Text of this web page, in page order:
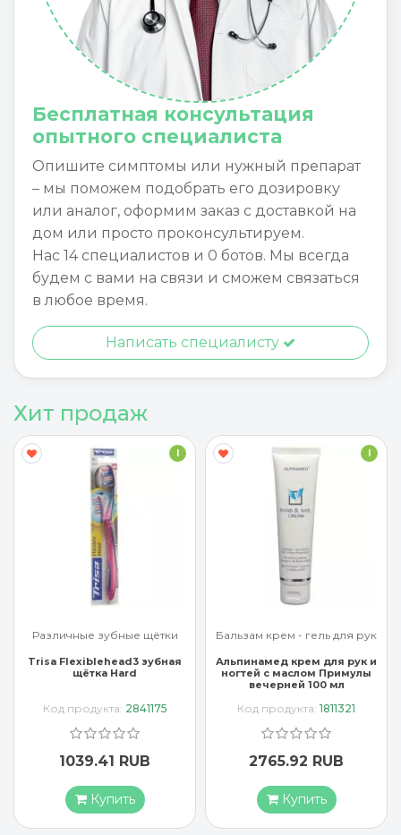
Бесплатная консультация
опытного специалиста
Опишите симптомы или нужный препарат
– мы поможем подобрать его дозировку
или аналог, оформим заказ с доставкой на
дом или просто проконсультируем.
Нас 14 специалистов и 0 ботов. Мы всегда
будем с вами на связи и сможем связаться
в любое время.
Написать специалисту
Хит продаж
Различные зубные щётки
Trisa Flexiblehead3 зубная
щётка Hard
Код продукта: 2841175
1039.41 RUB
Купить
Бальзам крем - гель для рук
Альпинамед крем для рук и
ногтей с маслом Примулы
вечерней 100 мл
Код продукта: 1811321
2765.92 RUB
Купить